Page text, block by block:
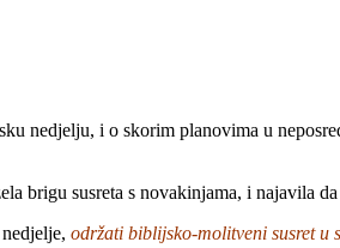
nedjelju, i o skorim planovima u
brigu susreta s novakinjama, i najavila
održati biblijsko-molitveni susret u